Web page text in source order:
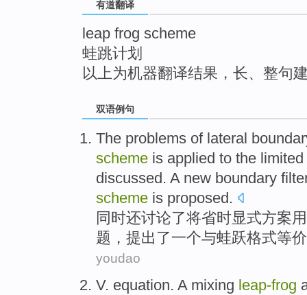
有道翻译
leap frog scheme
蛙跳计划
以上为机器翻译结果，长、整句
双语例句
The problems oflateral
scheme is applied to the limited
discussed. Anew boundary
scheme is proposed.
同时还讨论了将省时显式方案
题 ，提出了一个与蛙跃格式等价
youdao
V. equation. A mixing leap-frog